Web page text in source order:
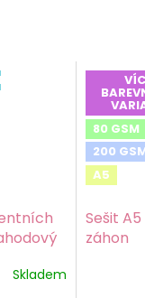
Skladem
80 GSM
200
A5
Sešit
záhon